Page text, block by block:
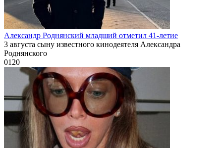
Александр Роднянский младший отметил 41-летие
3 августа сыну известного кинодеятеля Александра
Роднянского
0120